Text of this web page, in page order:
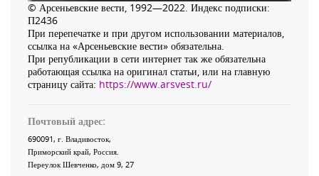
© Арсеньевские вести, 1992—2022. Индекс подписки:
П2436
При перепечатке и при другом использовании материалов,
ссылка на «Арсеньевские вести» обязательна.
При републикации в сети интернет так же обязательна
работающая ссылка на оригинал статьи, или на главную
страницу сайта: https://www.arsvest.ru/
Почтовый адрес:
690091, г. Владивосток,
Приморский край, Россия.
Переулок Шевченко, дом 9, 27